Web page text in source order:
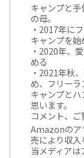
キャンプと
の母。
・2017年に
キャンプを始
・2020年、
める
・2021年秋
め、フリーラ
キャンプと
思います。
コメント、
Amazonのア
売により収入
当メディアは